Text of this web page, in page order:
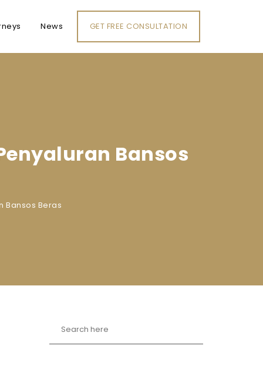
News GET FREE CONSULTATION
Bansos
Bansos Beras